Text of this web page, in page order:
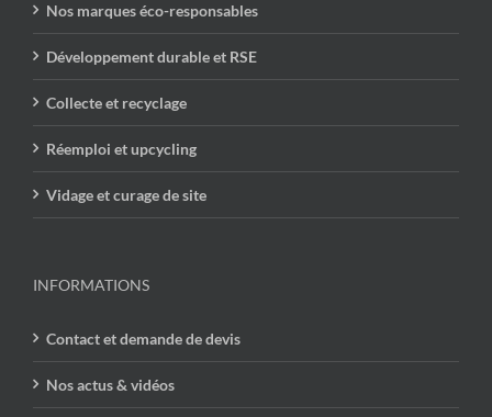
Nos marques éco-responsables
Développement durable et RSE
Collecte et recyclage
Réemploi et upcycling
Vidage et curage de site
INFORMATIONS
Contact et demande de devis
Nos actus & vidéos